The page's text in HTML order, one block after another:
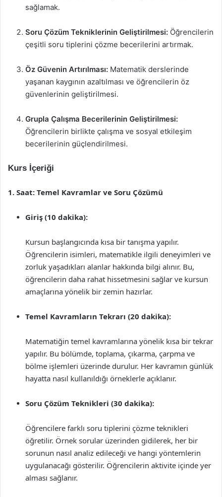
sağlamak.
Soru Çözüm Tekniklerinin Geliştirilmesi: Öğrencilerin
çeşitli soru tiplerini çözme becerilerini artırmak.
Öz Güvenin Artırılması: Matematik derslerinde
yaşanan kaygının azaltılması ve öğrencilerin öz
güvenlerinin geliştirilmesi.
Grupla Çalışma Becerilerinin Geliştirilmesi:
Öğrencilerin birlikte çalışma ve sosyal etkileşim
becerilerinin güçlendirilmesi.
Kurs İçeriği
1. Saat: Temel Kavramlar ve Soru Çözümü
Giriş (10 dakika):
Kursun başlangıcında kısa bir tanışma yapılır.
Öğrencilerin isimleri, matematikle ilgili deneyimleri ve
zorluk yaşadıkları alanlar hakkında bilgi alınır. Bu,
öğrencilerin daha rahat hissetmesini sağlar ve kursun
amaçlarına yönelik bir zemin hazırlar.
Temel Kavramların Tekrarı (20 dakika):
Matematiğin temel kavramlarına yönelik kısa bir tekrar
yapılır. Bu bölümde, toplama, çıkarma, çarpma ve
bölme işlemleri üzerinde durulur. Her kavramın günlük
hayatta nasıl kullanıldığı örneklerle açıklanır.
Soru Çözüm Teknikleri (30 dakika):
Öğrencilere farklı soru tiplerini çözme teknikleri
öğretilir. Örnek sorular üzerinden gidilerek, her bir
sorunun nasıl analiz edileceği ve hangi yöntemlerin
uygulanacağı gösterilir. Öğrencilerin aktivite içinde yer
alması sağlanır.